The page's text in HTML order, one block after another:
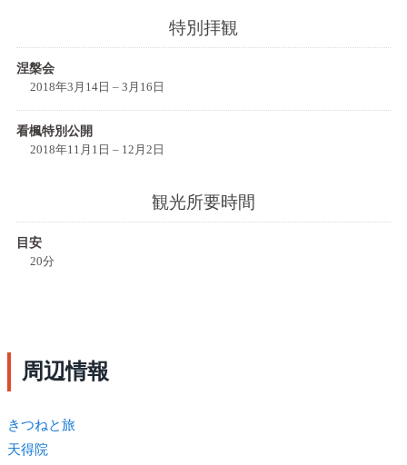
特別拝観
涅槃会
2018年3月14日 – 3月16日
看楓特別公開
2018年11月1日 – 12月2日
観光所要時間
目安
20分
周辺情報
きつねと旅
天得院